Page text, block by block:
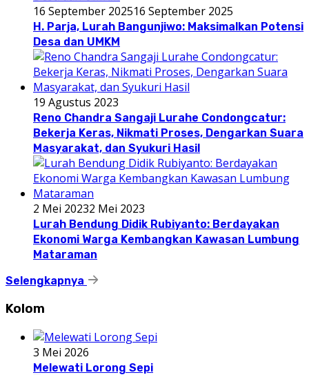
16 September 202516 September 2025
H. Parja, Lurah Bangunjiwo: Maksimalkan Potensi
Desa dan UMKM
19 Agustus 2023
Reno Chandra Sangaji Lurahe Condongcatur:
Bekerja Keras, Nikmati Proses, Dengarkan Suara
Masyarakat, dan Syukuri Hasil
2 Mei 20232 Mei 2023
Lurah Bendung Didik Rubiyanto: Berdayakan
Ekonomi Warga Kembangkan Kawasan Lumbung
Mataraman
Selengkapnya
Kolom
3 Mei 2026
Melewati Lorong Sepi